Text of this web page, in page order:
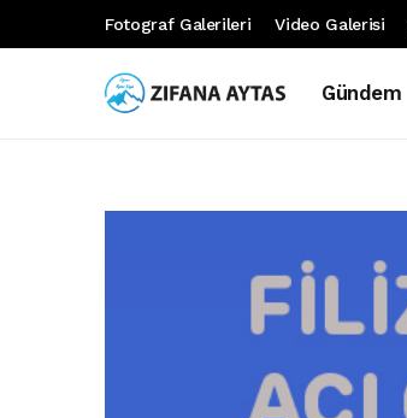
Fotograf Galerileri Video Galerisi
Gündem